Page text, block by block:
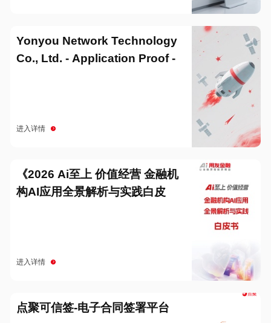
Yonyou Network Technology
Co., Ltd. - Application Proof -
进入详情
《2026 Ai至上 价值经营 金融机
构AI应用全景解析与实践白皮
进入详情
点聚可信签-电子合同签署平台